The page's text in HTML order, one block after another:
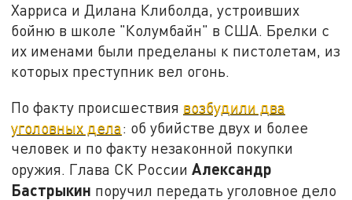
Харриса и Дилана Клиболда, устроивших
бойню в школе "Колумбайн" в США. Брелки с
их именами были пределаны к пистолетам, из
которых преступник вел огонь.
По факту происшествия возбудили два
уголовных дела: об убийстве двух и более
человек и по факту незаконной покупки
оружия. Глава СК РоссииАлександр
Бастрыкин поручил передать уголовное дело